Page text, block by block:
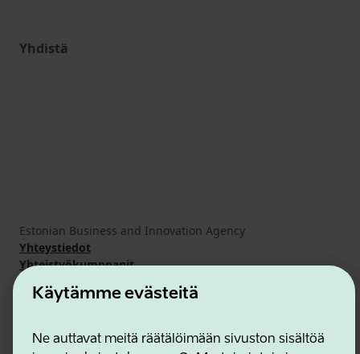
Käytämme evästeitä
Ne auttavat meitä räätälöimään sivuston sisältöä
Yhdistä
Estonian Business and Innovation Agency
Yhteystiedot
Yhteistyökumppanit
Eväste- ja tietosuojakäytäntö